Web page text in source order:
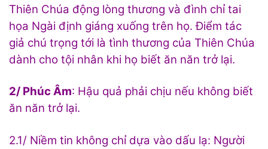
Thiên Chúa động lòng thương và đình chỉ tai
họa Ngài định giáng xuống trên họ. Điểm tác
giả chú trọng tới là tình thương của Thiên Chúa
dành cho tội nhân khi họ biết ăn năn trở lại.
2/ Phúc Âm: Hậu quả phải chịu nếu không biết
ăn năn trở lại.
2.1/ Niềm tin không chỉ dựa vào dấu lạ: Người